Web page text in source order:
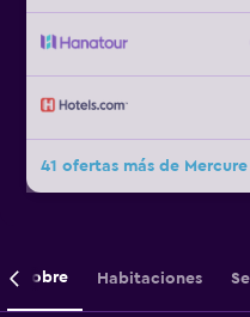
41 ofertas más de
Sobre Habitaciones